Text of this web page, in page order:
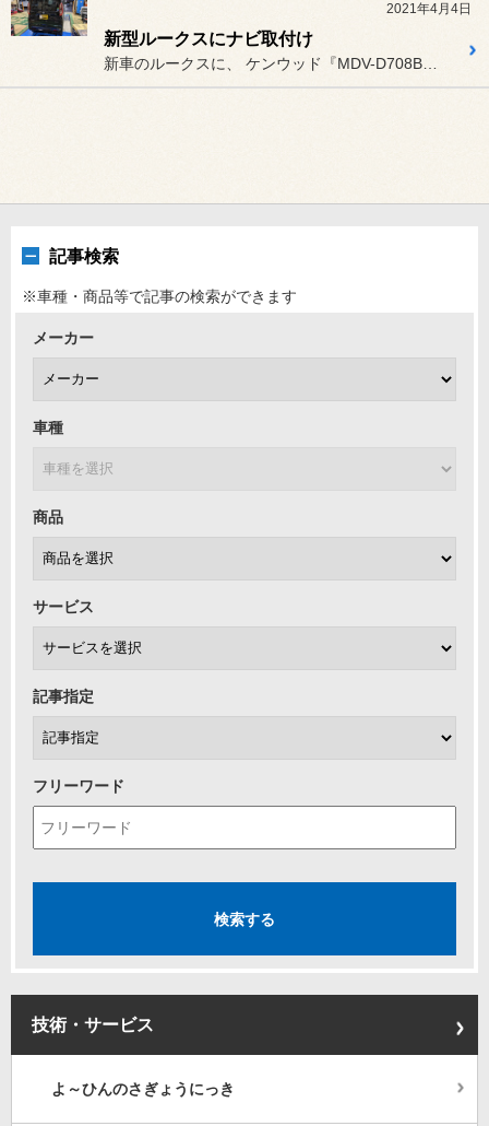
2021年4月4日
新型ルークスにナビ取付け
記事検索
※車種・商品等で記事の検索ができます
メーカー
車種
商品
サービス
記事指定
フリーワード
技術・サービス
よ～ひんのさぎょうにっき